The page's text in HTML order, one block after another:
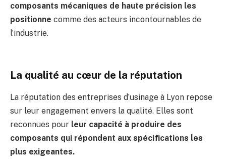
composants mécaniques de haute précision les
positionne comme des acteurs incontournables de
l’industrie.
La qualité au cœur de la réputation
La réputation des entreprises d’usinage à Lyon repose
sur leur engagement envers la qualité. Elles sont
reconnues pour leur capacité à produire des
composants qui répondent aux spécifications les
plus exigeantes.